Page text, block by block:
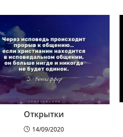
Открытки
14/09/2020